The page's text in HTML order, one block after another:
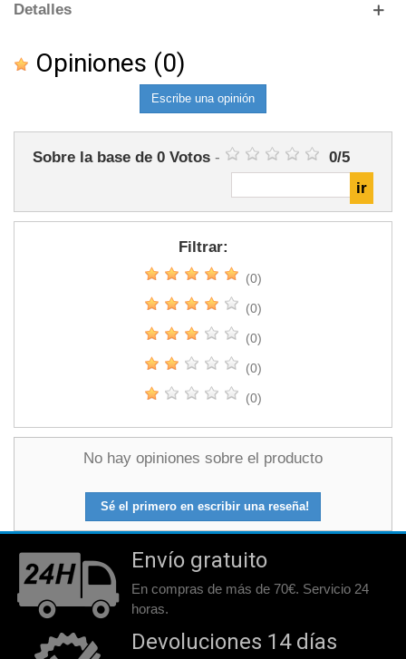
Detalles
Opiniones (0)
Escribe una opinión
Sobre la base de 0 Votos - 0/5
Filtrar:
(0)
(0)
(0)
(0)
(0)
No hay opiniones sobre el producto
Sé el primero en escribir una reseña!
Envío gratuito
En compras de más de 70€. Servicio 24
horas.
Devoluciones 14 días